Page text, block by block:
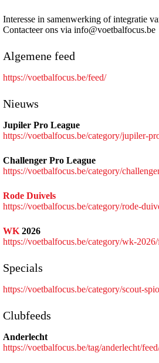
Interesse in samenwerking of integratie
Contacteer ons via info@voetbalfocus.be
Algemene feed
https://voetbalfocus.be/feed/
Nieuws
Jupiler Pro League
https://voetbalfocus.be/category/jupiler-
Challenger Pro League
https://voetbalfocus.be/category/
Rode Duivels
https://voetbalfocus.be/category/rode-
WK 2026
https://voetbalfocus.be/category/wk-
Specials
https://voetbalfocus.be/category/scout-
Clubfeeds
Anderlecht
https://voetbalfocus.be/tag/anderlecht/